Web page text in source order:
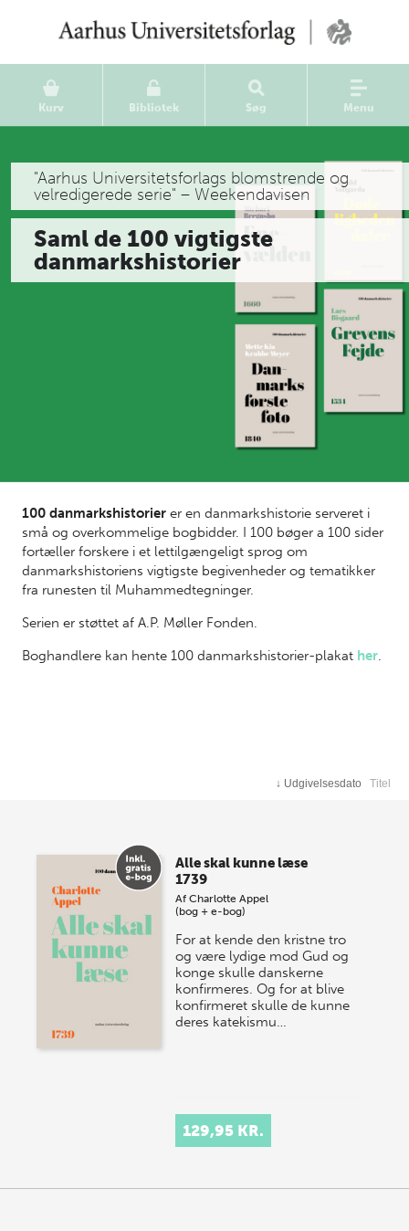
Kurv Bibliotek Søg Menu
"Aarhus Universitetsforlags blomstrende og
velredigerede serie" – Weekendavisen
Saml de 100 vigtigste
danmarkshistorier
100 danmarkshistorier er en danmarkshistorie serveret i
små og overkommelige bogbidder. I 100 bøger a 100 sider
fortæller forskere i et lettilgængeligt sprog om
danmarkshistoriens vigtigste begivenheder og tematikker
fra runesten til Muhammedtegninger.
Serien er støttet af A.P. Møller Fonden.
Boghandlere kan hente 100 danmarkshistorier-plakat her.
↓ Udgivelsesdato Titel
Alle skal kunne læse
1739
AfCharlotte Appel
(bog + e-bog)
For at kende den kristne tro
og være lydige mod Gud og
konge skulle danskerne
konfirmeres. Og for at blive
konfirmeret skulle de kunne
deres katekismu…
129,95 KR.